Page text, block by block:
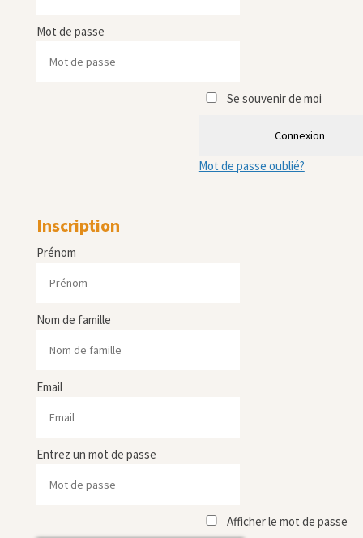
Mot de passe
Se souvenir de moi
Connexion
Mot de passe oublié?
Inscription
Prénom
Nom de famille
Email
Entrez un mot de passe
Afficher le mot de passe